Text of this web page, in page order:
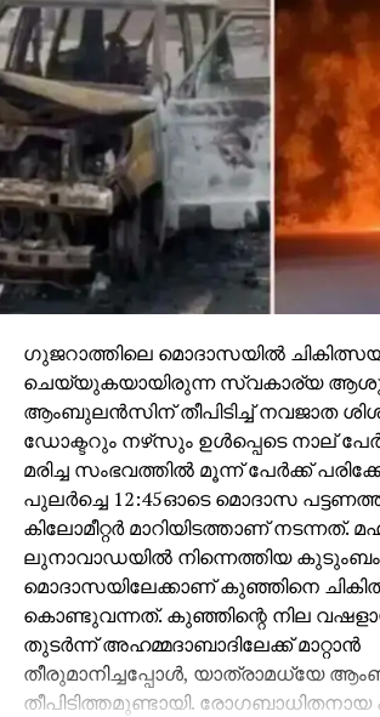
ചെലവേറിയതാക്കിയതിനാല്‍, അവ
മോഡലുകള്‍ വാങ്ങാന്‍ ഉടമകള്‍
നിര്‍ബന്ധിതരാകുമെന്നും
ഫീസ് രാജ്യത്തുടനീളം ഉടന്‍
ഗുജറാത്തിലെ മൊദാസയില്‍
ചെയ്യുകയായിരുന്ന സ്വകാര്യ
ആംബുലന്‍സിന് തീപിടിച്ച് നവജാത
ഡോക്ടറും നഴ്‌സും ഉള്‍പ്പെടെ നാല്
മരിച്ച സംഭവത്തില്‍ മൂന്ന് പേര്‍ക്ക്
പുലര്‍ച്ചെ 12:45ഓടെ മൊദാസ
കിലോമീറ്റര്‍ മാറിയിടത്താണ് നടന്നത്.
ലുനാവാഡയില്‍ നിന്നെത്തിയ
മൊദാസയിലേക്കാണ് കുഞ്ഞിനെ
കൊണ്ടുവന്നത്. കുഞ്ഞിന്റെ നില
തുടര്‍ന്ന് അഹമ്മദാബാദിലേക്ക് മാറ്റാന്‍
തീരുമാനിച്ചപ്പോള്‍, യാത്രാമധ്യേ
തീപിടിത്തമുണ്ടായി.